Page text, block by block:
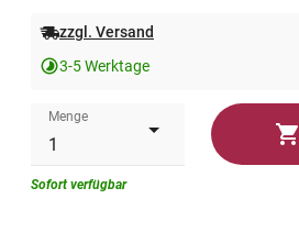
zzgl. Versand
3-5 Werktage
Menge
Sofort verfügbar